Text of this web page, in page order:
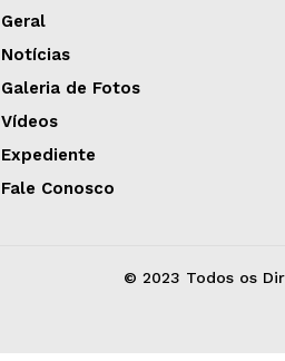
Geral
Notícias
Galeria de Fotos
Vídeos
Expediente
Fale Conosco
© 2023 Todos os